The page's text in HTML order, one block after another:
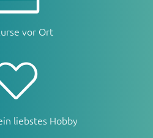
vor Ort
liebstes Hobby